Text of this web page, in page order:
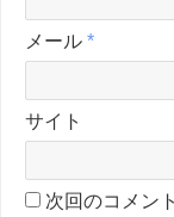
メール *
サイト
次回のコメン